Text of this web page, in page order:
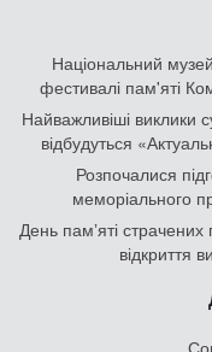
Національний
фестивалі пам'яті
Найважливіші виклики
відбудуться
Розпочалися
меморіального
День памʼяті
відкриття